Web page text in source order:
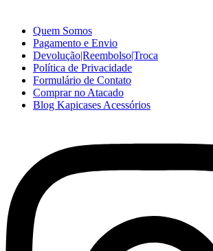
Quem Somos
Pagamento e Envio
Devolução|Reembolso|Troca
Política de Privacidade
Formulário de Contato
Comprar no Atacado
Blog Kapicases Acessórios